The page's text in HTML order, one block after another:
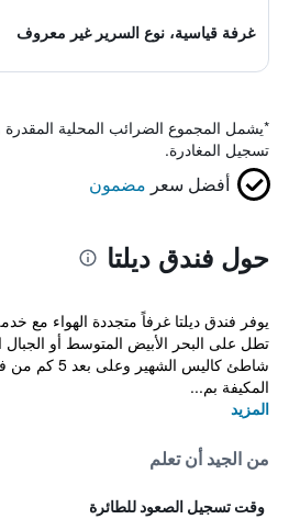
غرفة قياسية، نوع السرير غير معروف
*يشمل المجموع الضرائب المحلية
تسجيل المغادرة.
أفضل سعر مضمون
حول فندق ديلتا
يوفر فندق ديلتا غرفاً متجددة الهواء مع
تطل على البحر الأبيض المتوسط ​​أو
شاطئ كاليس
المكيفة بم...
المزيد
من الجيد أن تعلم
وقت تسجيل الصعود للطائرة